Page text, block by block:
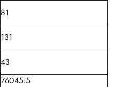
81
131
43
76045.5